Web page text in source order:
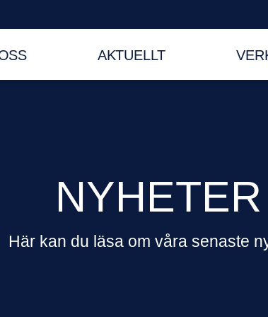
AKTUELLT
NYHETER
Här kan du läsa om våra senaste